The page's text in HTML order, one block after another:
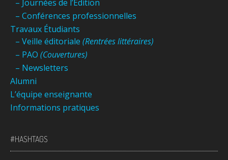
– Journées de l’Édition
– Conférences professionnelles
Travaux Étudiants
– Veille éditoriale (Rentrées littéraires)
– PAO (Couvertures)
– Newsletters
Alumni
L’équipe enseignante
Informations pratiques
#HASHTAGS